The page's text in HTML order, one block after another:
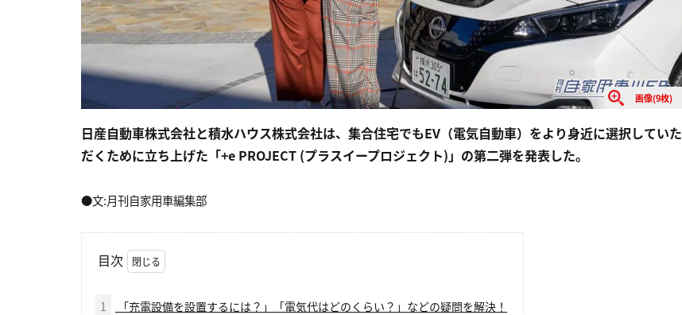
画像(9枚)
日産自動車株式会社と積水ハウス株式会社は、集合住宅でもEV（電気自動車）をより身近に選択していた
だくために立ち上げた「+e PROJECT (プラスイープロジェクト)」の第二弾を発表した。
●文:月刊自家用車編集部
目次
1
「充電設備を設置するには？」「電気代はどのくらい？」などの疑問を解決！